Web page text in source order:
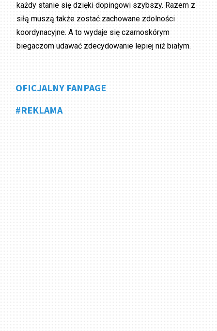
każdy stanie się dzięki dopingowi szybszy. Razem z
siłą muszą także zostać zachowane zdolności
koordynacyjne. A to wydaje się czarnoskórym
biegaczom udawać zdecydowanie lepiej niż białym.
OFICJALNY FANPAGE
#REKLAMA